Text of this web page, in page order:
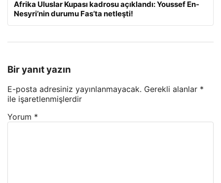
Afrika Uluslar Kupası kadrosu açıklandı: Youssef En-
Nesyri’nin durumu Fas’ta netleşti!
Bir yanıt yazın
E-posta adresiniz yayınlanmayacak. Gerekli alanlar *
ile işaretlenmişlerdir
Yorum *